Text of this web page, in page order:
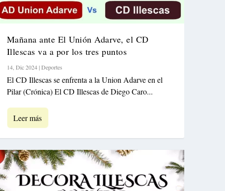
Mañana ante El Unión Adarve, el CD
Illescas va a por los tres puntos
14, Dic 2024|Deportes
El CD Illescas se enfrenta a la Union Adarve en el
Pilar (Crónica) El CD Illescas de Diego Caro...
Leer más